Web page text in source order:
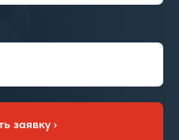
заявку ›